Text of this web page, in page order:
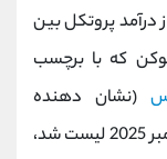
درآمد پروتکل بین
که با برچسب
(نشان‌ دهنده
نقدینگی محدود و نوسان بالقوه بالا) در نوامبر 2025 لیست شد،